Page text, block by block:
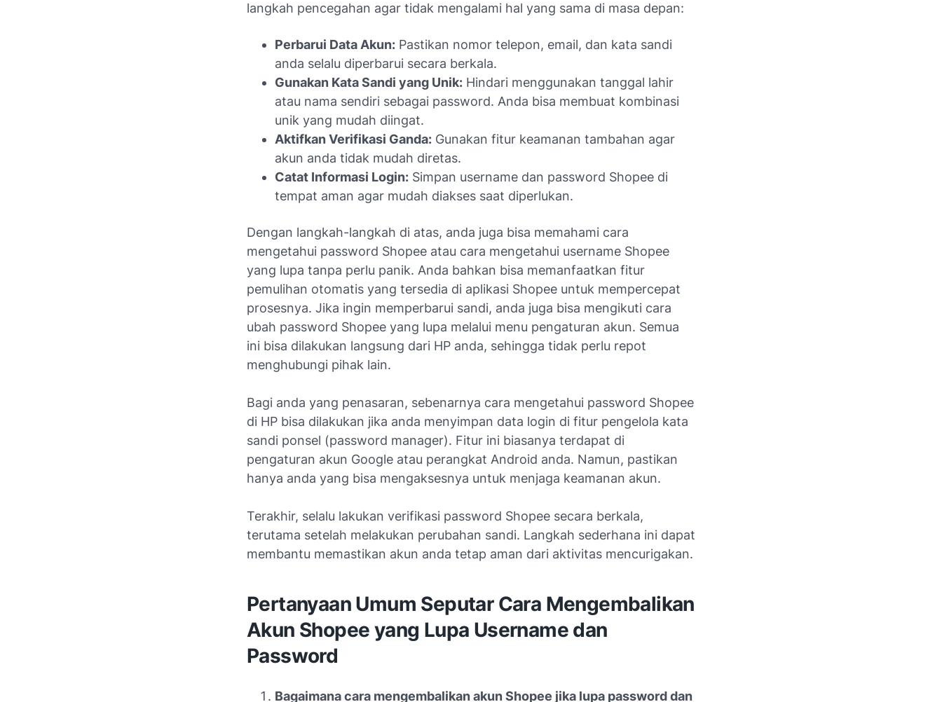
langkah pencegahan agar tidak mengalami hal yang sama di masa depan:
Perbarui Data Akun: Pastikan nomor telepon, email, dan kata sandi
anda selalu diperbarui secara berkala.
Gunakan Kata Sandi yang Unik: Hindari menggunakan tanggal lahir
atau nama sendiri sebagai password. Anda bisa membuat kombinasi
unik yang mudah diingat.
Aktifkan Verifikasi Ganda: Gunakan fitur keamanan tambahan agar
akun anda tidak mudah diretas.
Catat Informasi Login: Simpan username dan password Shopee di
tempat aman agar mudah diakses saat diperlukan.
Dengan langkah-langkah di atas, anda juga bisa memahami cara
mengetahui password Shopee atau cara mengetahui username Shopee
yang lupa tanpa perlu panik. Anda bahkan bisa memanfaatkan fitur
pemulihan otomatis yang tersedia di aplikasi Shopee untuk mempercepat
prosesnya. Jika ingin memperbarui sandi, anda juga bisa mengikuti cara
ubah password Shopee yang lupa melalui menu pengaturan akun. Semua
ini bisa dilakukan langsung dari HP anda, sehingga tidak perlu repot
menghubungi pihak lain.
Bagi anda yang penasaran, sebenarnya cara mengetahui password Shopee
di HP bisa dilakukan jika anda menyimpan data login di fitur pengelola kata
sandi ponsel (password manager). Fitur ini biasanya terdapat di
pengaturan akun Google atau perangkat Android anda. Namun, pastikan
hanya anda yang bisa mengaksesnya untuk menjaga keamanan akun.
Terakhir, selalu lakukan verifikasi password Shopee secara berkala,
terutama setelah melakukan perubahan sandi. Langkah sederhana ini dapat
membantu memastikan akun anda tetap aman dari aktivitas mencurigakan.
Pertanyaan Umum Seputar Cara Mengembalikan
Akun Shopee yang Lupa Username dan
Password
Bagaimana cara mengembalikan akun Shopee jika lupa password dan